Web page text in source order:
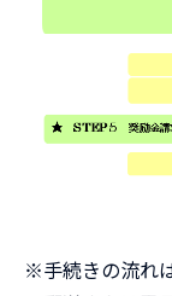
※手続きの流れ